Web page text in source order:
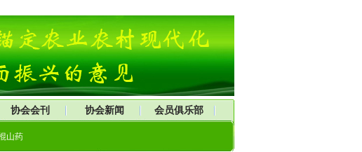
协会会刊 协会新闻 会员俱乐部
山药